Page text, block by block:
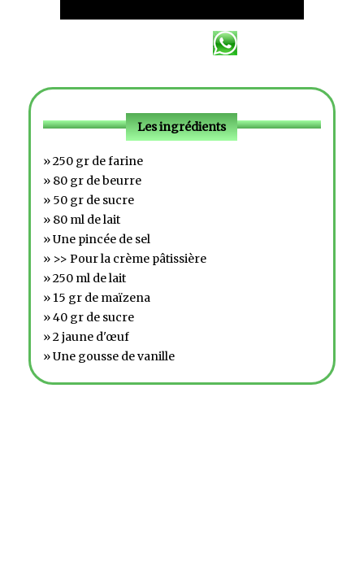
Les ingrédients
» 250 gr de farine
» 80 gr de beurre
» 50 gr de sucre
» 80 ml de lait
» Une pincée de sel
» >> Pour la crème pâtissière
» 250 ml de lait
» 15 gr de maïzena
» 40 gr de sucre
» 2 jaune d'œuf
» Une gousse de vanille